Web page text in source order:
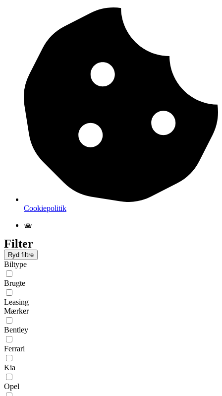
Cookiepolitik
Filter
Ryd filtre
Biltype
Brugte
Leasing
Mærker
Bentley
Ferrari
Kia
Opel